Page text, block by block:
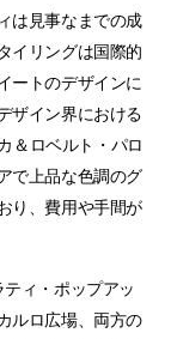
は見事なまでの成
イリングは国際的
ートのデザインに
ザイン界における
＆ロベルト・パロ
で上品な色調のグ
り、費用や手間が
ィ・ポップアッ
ルロ広場、両方の